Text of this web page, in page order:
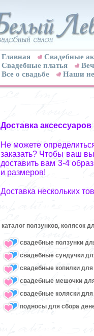
Главная
Свадебные
Cвадебные платья
Все о свадьбе
Наши
Доставка
Не можете
заказать? Чтобы ваш
доставить вам 3-4
и размеров!
Доставка нескольких
каталог ползунков, колясок
свадебные ползунки
свадебные сундучки
свадебные копилки для
свадебные мешочки
свадебные коляски для
подносы для сбора